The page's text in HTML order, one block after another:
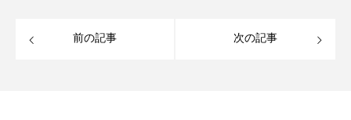
前の記事 次の記事